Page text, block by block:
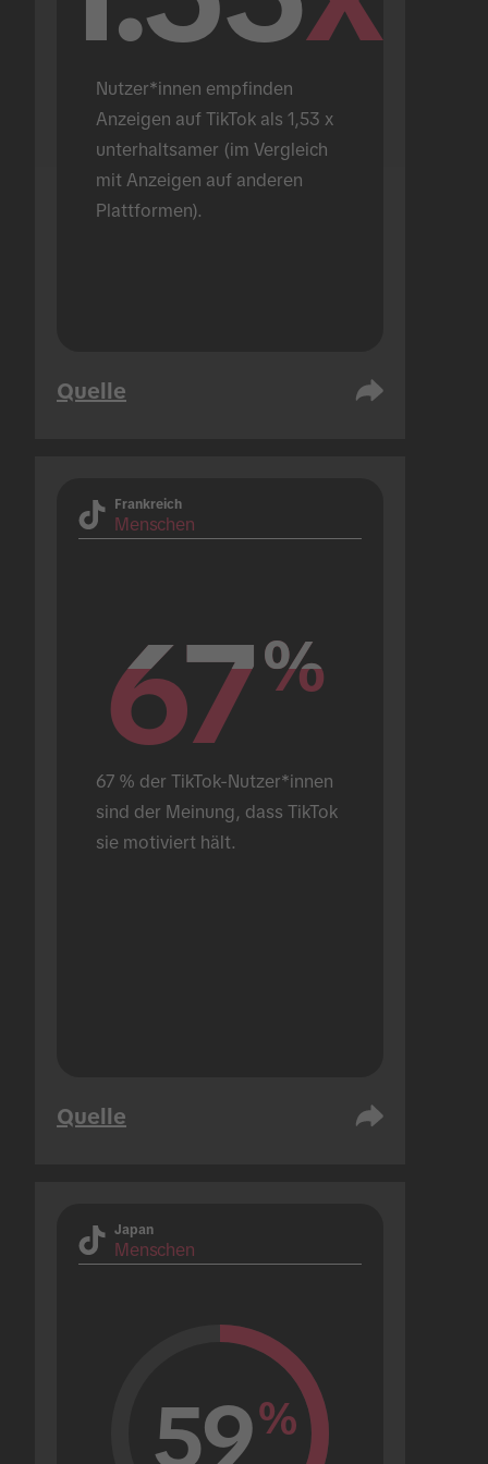
Nutzer*innen empfinden
Anzeigen auf TikTok als 1,53 x
unterhaltsamer (im Vergleich
mit Anzeigen auf anderen
Plattformen).
Quelle
Frankreich
Menschen
67%
67%
67 % der TikTok-Nutzer*innen
sind der Meinung, dass TikTok
sie motiviert hält.
Quelle
Japan
Menschen
59%